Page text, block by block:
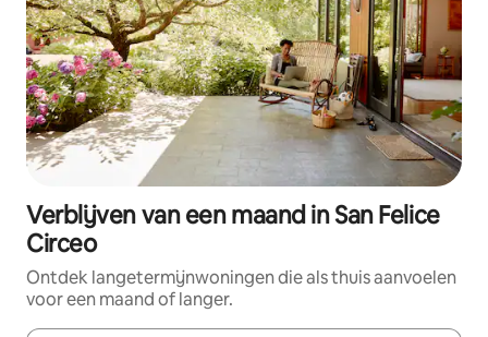
Verblijven van een maand in San Felice
Circeo
Ontdek langetermijnwoningen die als thuis aanvoelen
voor een maand of langer.